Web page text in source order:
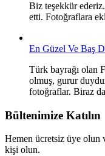
Biz teşekkür
etti. Fotoğraflara
En Güzel Ve Baş
Türk bayrağı olan
olmuş, gurur
fotoğraflar. Biraz
Bültenimize Katılın
Hemen ücretsiz üye olun
kişi olun.